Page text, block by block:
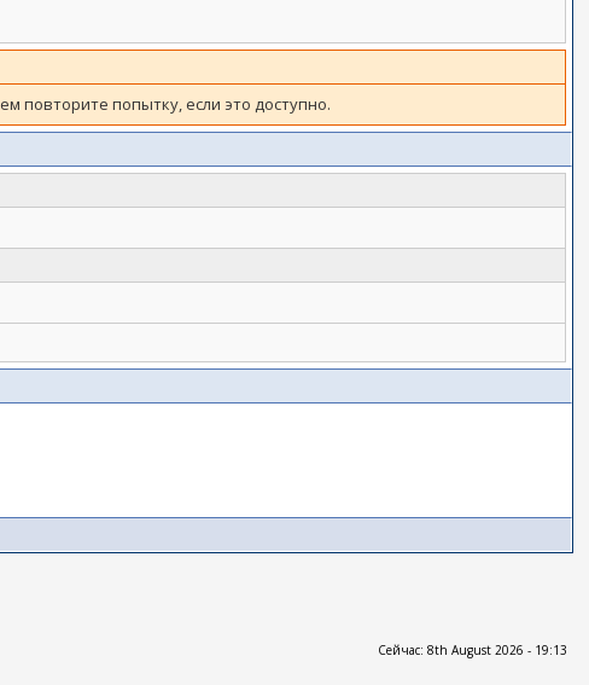
повторите попытку, если это доступно.
Сейчас: 8th August 2026 - 19:13